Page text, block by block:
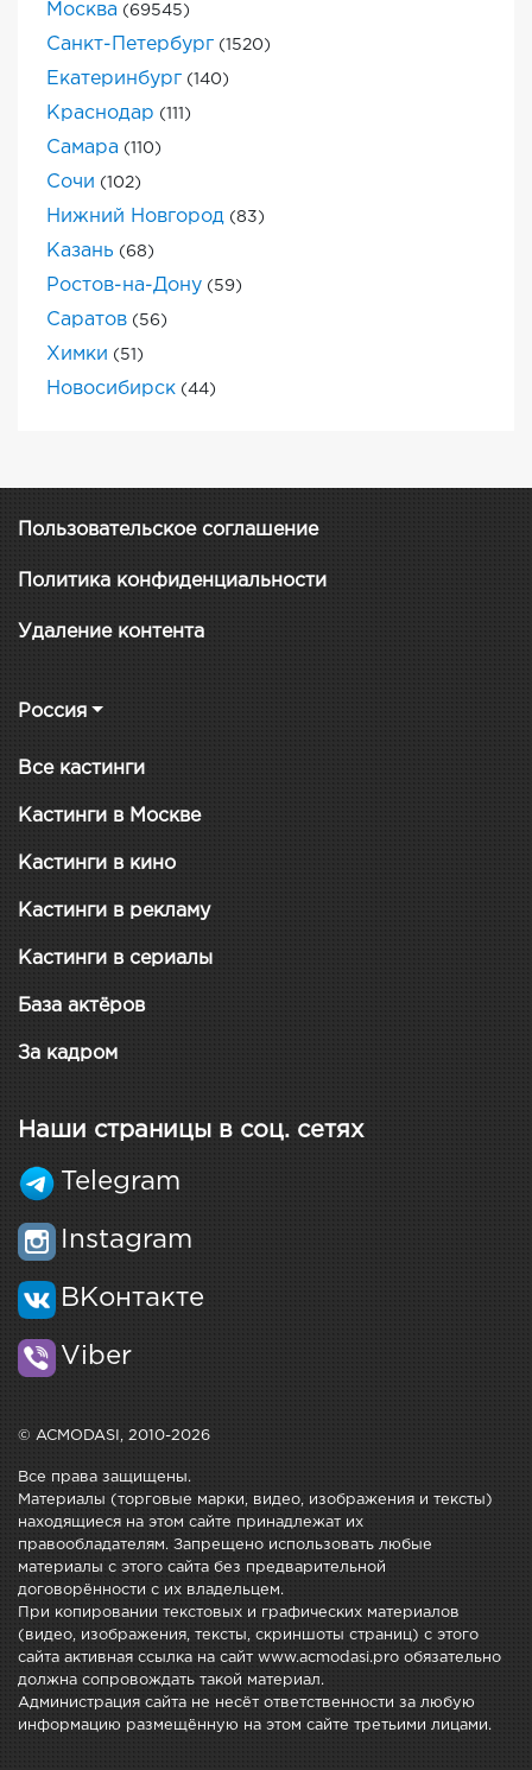
Москва (69545)
Санкт-Петербург (1520)
Екатеринбург (140)
Краснодар (111)
Самара (110)
Сочи (102)
Нижний Новгород (83)
Казань (68)
Ростов-на-Дону (59)
Саратов (56)
Химки (51)
Новосибирск (44)
Пользовательское соглашение
Политика конфиденциальности
Удаление контента
Россия
Все кастинги
Кастинги в Москве
Кастинги в кино
Кастинги в рекламу
Кастинги в сериалы
База актёров
За кадром
Наши страницы в соц. сетях
Telegram
Instagram
ВКонтакте
Viber
© ACMODASI, 2010-2026
Все права защищены.
Материалы (торговые марки, видео, изображения и тексты)
находящиеся на этом сайте принадлежат их
правообладателям. Запрещено использовать любые
материалы с этого сайта без предварительной
договорённости с их владельцем.
При копировании текстовых и графических материалов
(видео, изображения, тексты, скриншоты страниц) с этого
сайта активная ссылка на сайт www.acmodasi.pro обязательно
должна сопровождать такой материал.
Администрация сайта не несёт ответственности за любую
информацию размещённую на этом сайте третьими лицами.